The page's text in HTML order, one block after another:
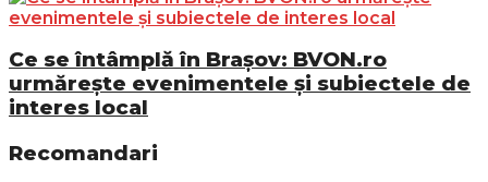
Ce se întâmplă în Brașov: BVON.ro
urmărește evenimentele și subiectele de
interes local
Recomandari